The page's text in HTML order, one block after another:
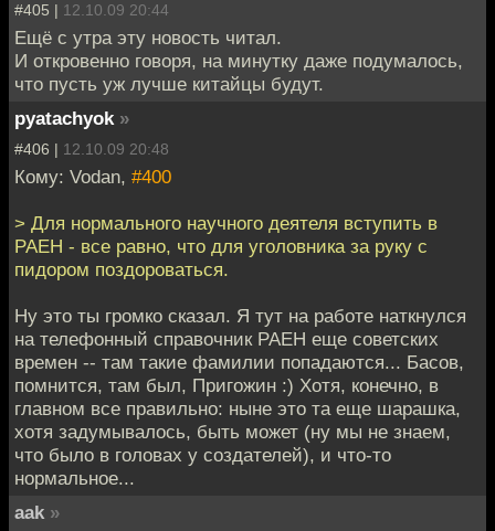
#405 | 12.10.09 20:44
Ещё с утра эту новость читал.
И откровенно говоря, на минутку даже подумалось,
что пусть уж лучше китайцы будут.
pyatachyok »
#406 | 12.10.09 20:48
Кому: Vodan, #400
> Для нормального научного деятеля вступить в
РАЕН - все равно, что для уголовника за руку с
пидором поздороваться.
Ну это ты громко сказал. Я тут на работе наткнулся
на телефонный справочник РАЕН еще советских
времен -- там такие фамилии попадаются... Басов,
помнится, там был, Пригожин :) Хотя, конечно, в
главном все правильно: ныне это та еще шарашка,
хотя задумывалось, быть может (ну мы не знаем,
что было в головах у создателей), и что-то
нормальное...
aak »